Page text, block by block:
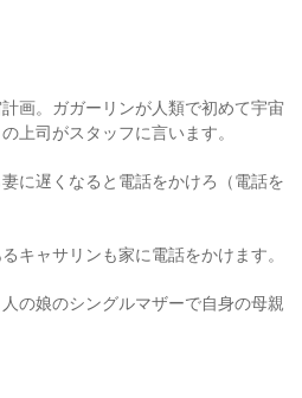
画。ガガーリンが人類で初めて宇宙
上司がスタッフに言います。
に遅くなると電話をかけろ（電話を
キャサリンも家に電話をかけます。
の娘のシングルマザーで自身の母親